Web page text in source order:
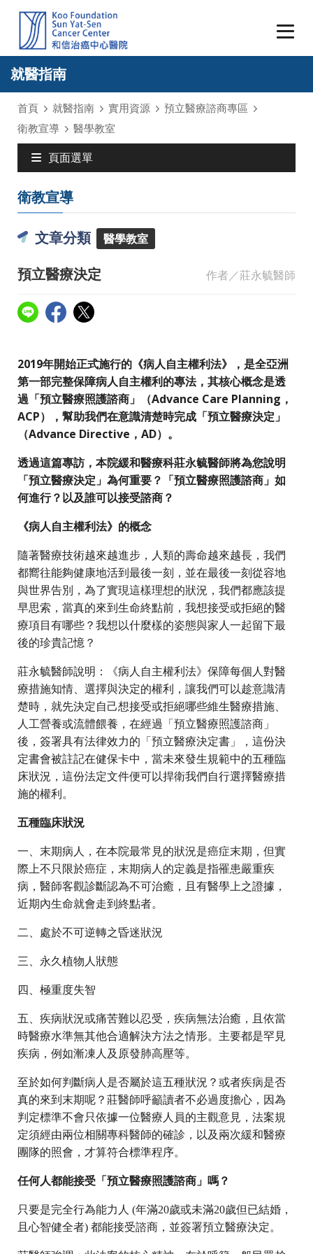
就醫指南
首頁 就醫指南 實用資源
預立醫療諮商專區
衛教宣導
醫學教室
頁面選單
衛教宣導
文章分類 醫學教室
預立醫療決定 作者／莊永毓醫師
2019年開始正式施行的《病人自主權利法》
，是全亞洲
第一部完整保障病人自主權利的專法，其核心概念是透
過「預立醫療照護諮商」（Advance Care Planning，
ACP），幫助我們在意識清楚時完成「預立醫療決定」
（Advance Directive，AD）。
透過這篇專訪 ，本院緩和醫療科莊永毓醫師將為您說明
「預立醫療決定」為何重要？「預立醫療照護諮商」如
何進行？以及誰可以接受諮商？
《病人自主權利法》的概念
隨著醫療技術越來越進步，人類的壽命越來越長，我們
都嚮往能夠健康地活到最後一刻，並在最後一刻從容地
與世界告別，為了實現這樣理想的狀況，我們都應該提
早思索，當真的來到生命終點前，我想接受或拒絕的醫
療項目有哪些？我想以什麼樣的姿態與家人一起留下最
後的珍貴記憶？
莊永毓醫師說明：《病人自主權利法》保障每個人對醫
療措施知情、選擇與決定的權利，讓我們可以趁意識清
楚時，就先決定自己想接受或拒絕哪些維生醫療措施、
人工營養或流體餵養，在經過「預立醫療照護諮商」
後，簽署具有法律效力的「預立醫療決定書」，這份決
定書會被註記在健保卡中，當未來發生規範中的五種臨
床狀況，這份法定文件便可以捍衛我們自行選擇醫療措
施的權利。
五種臨床狀況
一、末期病人，在本院最常見的狀況是癌症末期，但實
際上不只限於癌症，末期病人的定義是指罹患嚴重疾
病，醫師客觀診斷認為不可治癒，且有醫學上之證據，
近期內生命就會走到終點者。
二、處於不可逆轉之昏迷狀況
三、永久植物人狀態
四、極重度失智
五、疾病狀況或痛苦難以忍受，疾病無法治癒，且依當
時醫療水準無其他合適解決方法之情形。主要都是罕見
疾病，例如漸凍人及原發肺高壓等。
至於如何判斷病人是否屬於這五種狀況？或者疾病是否
真的來到末期呢？莊醫師呼籲讀者不必過度擔心，因為
判定標準不會只依據一位醫療人員的主觀意見，法案規
定須經由兩位相關專科醫師的確診，以及兩次緩和醫療
團隊的照會，才算符合標準程序。
任何人都能接受「預立醫療照護諮商」嗎？
只要是完全行為能力人 (年滿20歲或未滿20歲但已結婚，
且心智健全者) 都能接受諮商，並簽署預立醫療決定。